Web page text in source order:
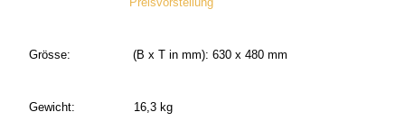
Grösse: (B x T in mm): 630 x 480 mm
Gewicht: 16,3 kg